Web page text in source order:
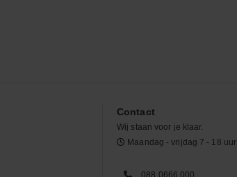
Contact
Wij staan voor je klaar.
Maandag - vrijdag 7 - 18 uur
088 0666 000